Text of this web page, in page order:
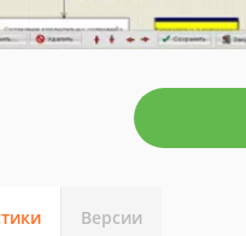
Версии